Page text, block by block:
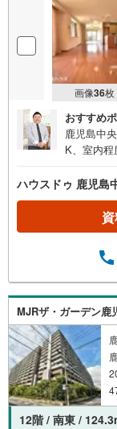
画像36枚
おすすめ
鹿児島中
K、室内
たり・通
ンション
す 室内
室内の壁
だ三丁目
店まで徒
歩7分（約
m）・武
歩16分（
無料で致
工事まで
ズにご入
問い合わ
ハウスドゥ 鹿児
MJRザ・ガーデン鹿
12階 / 南東 /